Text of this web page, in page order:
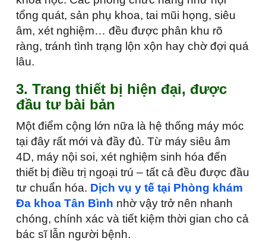
tổng quát, sản phụ khoa, tai mũi họng, siêu
âm, xét nghiệm… đều được phân khu rõ
ràng, tránh tình trạng lộn xộn hay chờ đợi quá
lâu.
3. Trang thiết bị hiện đại, được
đầu tư bài bản
Một điểm cộng lớn nữa là hệ thống máy móc
tại đây rất mới và đầy đủ. Từ máy siêu âm
4D, máy nội soi, xét nghiệm sinh hóa đến
thiết bị điều trị ngoại trú – tất cả đều được đầu
tư chuẩn hóa. Dịch vụ y tế tại Phòng khám
Đa khoa Tân Bình nhờ vậy trở nên nhanh
chóng, chính xác và tiết kiệm thời gian cho cả
bác sĩ lẫn người bệnh.